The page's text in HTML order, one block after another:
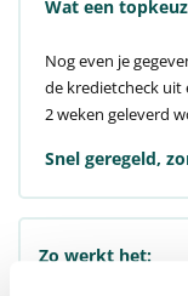
Wat een
Nog even je
de kredietcheck uit
2 weken geleverd
Snel geregeld,
Zo werkt het: